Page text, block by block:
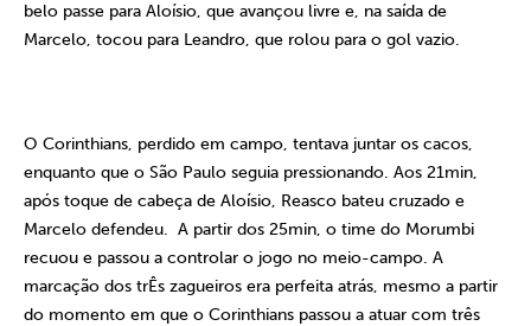
belo passe para Aloísio, que avançou livre e, na saída de
Marcelo, tocou para Leandro, que rolou para o gol vazio.
O Corinthians, perdido em campo, tentava juntar os cacos,
enquanto que o São Paulo seguia pressionando. Aos 21min,
após toque de cabeça de Aloísio, Reasco bateu cruzado e
Marcelo defendeu. A partir dos 25min, o time do Morumbi
recuou e passou a controlar o jogo no meio-campo. A
marcação dos trÊs zagueiros era perfeita atrás, mesmo a partir
do momento em que o Corinthians passou a atuar com três